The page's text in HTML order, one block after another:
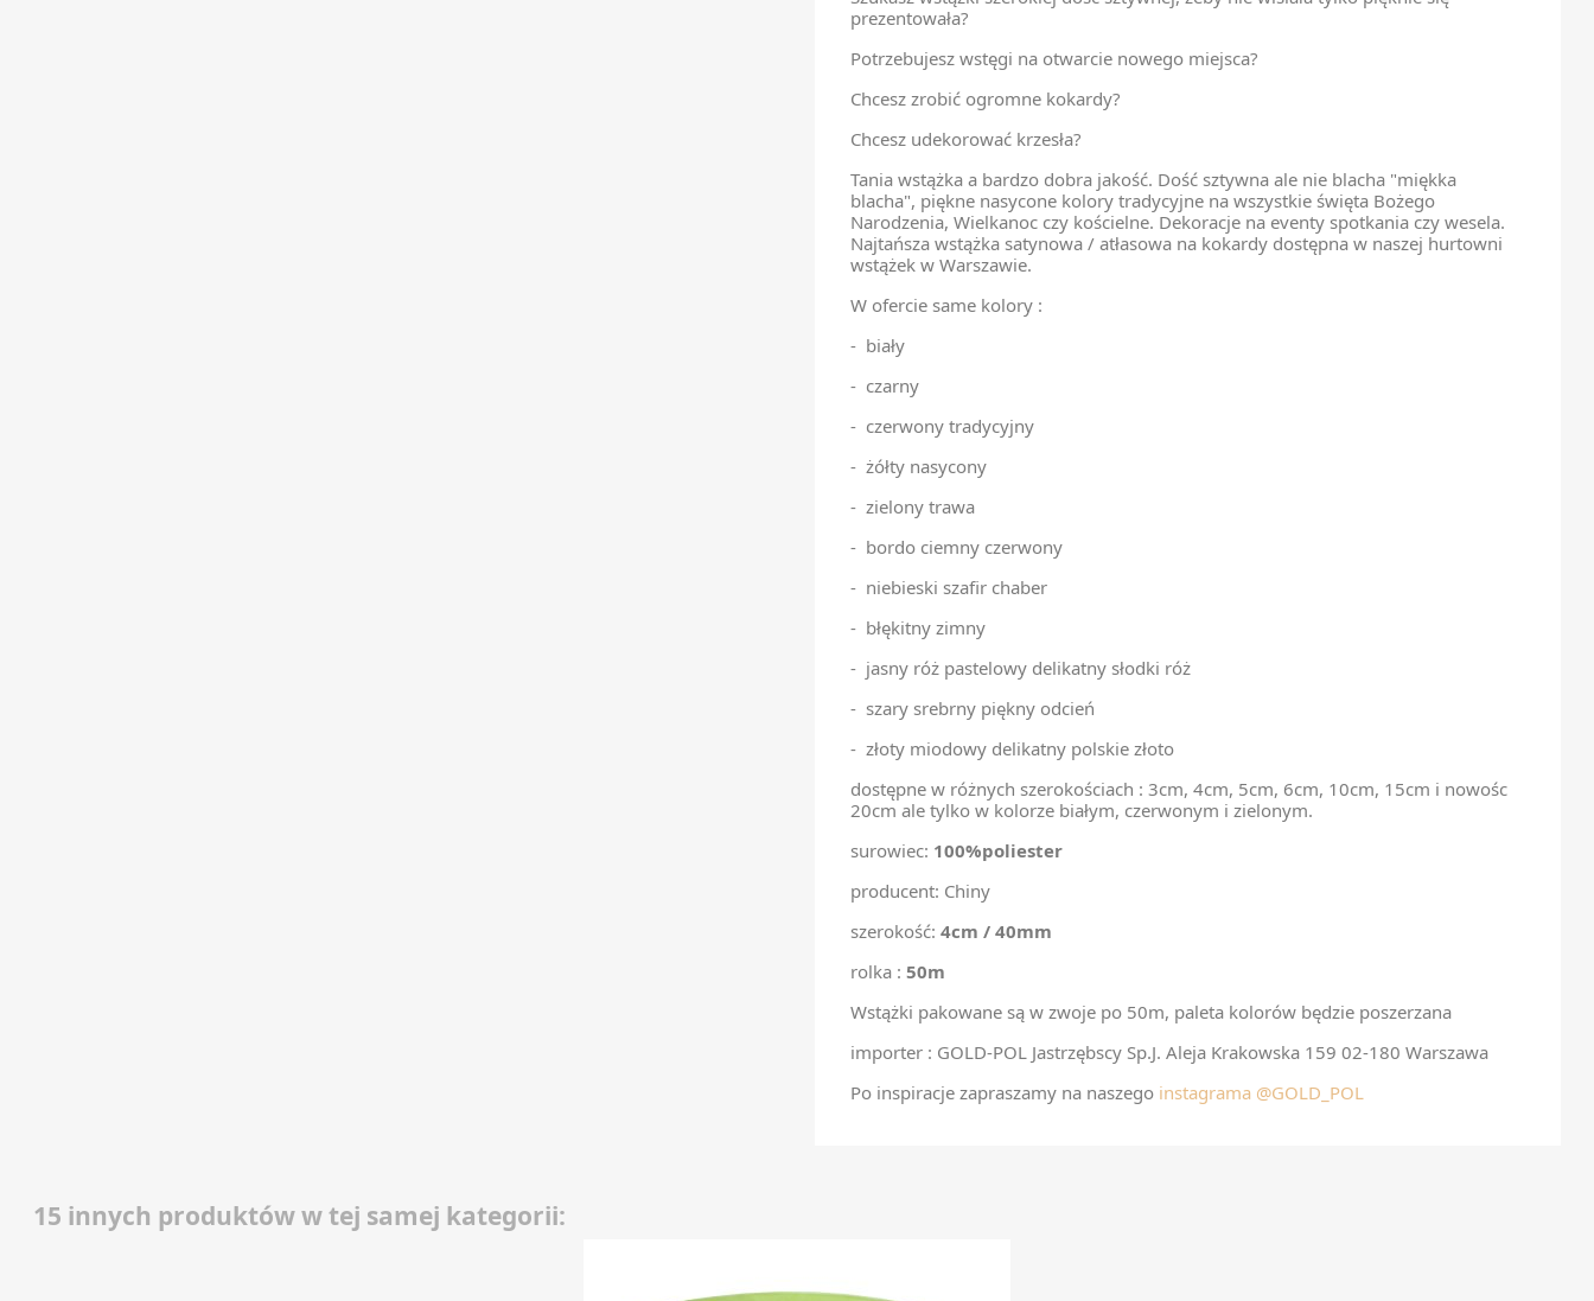
prezentowała?
Potrzebujesz wstęgi na otwarcie nowego miejsca?
Chcesz zrobić ogromne kokardy?
Chcesz udekorować krzesła?
Tania wstążka a bardzo dobra jakość. Dość sztywna ale nie blacha "miękka
blacha", piękne nasycone kolory tradycyjne na wszystkie święta Bożego
Narodzenia, Wielkanoc czy kościelne. Dekoracje na eventy spotkania czy wesela.
Najtańsza wstążka satynowa / atłasowa na kokardy dostępna w naszej hurtowni
wstążek w Warszawie.
W ofercie same kolory :
- biały
- czarny
- czerwony tradycyjny
- żółty nasycony
- zielony trawa
- bordo ciemny czerwony
- niebieski szafir chaber
- błękitny zimny
- jasny róż pastelowy delikatny słodki róż
- szary srebrny piękny odcień
- złoty miodowy delikatny polskie złoto
dostępne w różnych szerokościach : 3cm, 4cm, 5cm, 6cm, 10cm, 15cm i nowośc
20cm ale tylko w kolorze białym, czerwonym i zielonym.
surowiec: 100%poliester
producent: Chiny
szerokość: 4cm / 40mm
rolka : 50m
Wstążki pakowane są w zwoje po 50m, paleta kolorów będzie poszerzana
importer : GOLD-POL Jastrzębscy Sp.J. Aleja Krakowska 159 02-180 Warszawa
Po inspiracje zapraszamy na naszego instagrama @GOLD_POL
15 innych produktów w tej samej kategorii: